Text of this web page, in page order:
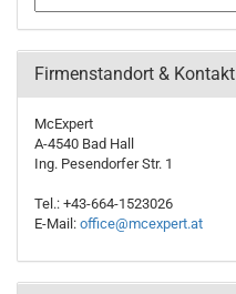
Firmenstandort & Kontakt
McExpert
A-4540 Bad Hall
Ing. Pesendorfer Str. 1
Tel.: +43-664-1523026
E-Mail: office@mcexpert.at